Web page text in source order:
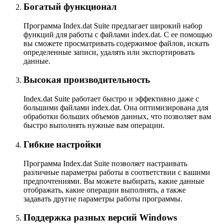
Богатый функционал
Программа Index.dat Suite предлагает широкий набор
функций для работы с файлами index.dat. С ее помощью
вы сможете просматривать содержимое файлов, искать
определенные записи, удалять или экспортировать
данные.
Высокая производительность
Index.dat Suite работает быстро и эффективно даже с
большими файлами index.dat. Она оптимизирована для
обработки больших объемов данных, что позволяет вам
быстро выполнять нужные вам операции.
Гибкие настройки
Программа Index.dat Suite позволяет настраивать
различные параметры работы в соответствии с вашими
предпочтениями. Вы можете выбирать, какие данные
отображать, какие операции выполнять, а также
задавать другие параметры работы программы.
Поддержка разных версий Windows